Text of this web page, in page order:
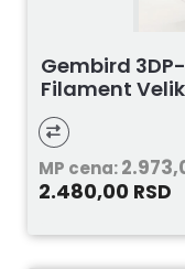
Gembird 3DP-
Filament
MP cena:
2.480,00 RSD